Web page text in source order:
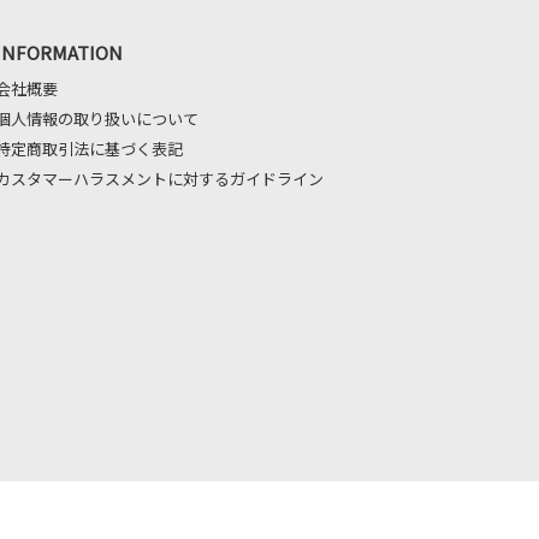
社概要
人情報の取り扱いについて
定商取引法に基づく表記
スタマーハラスメントに対するガイドライン